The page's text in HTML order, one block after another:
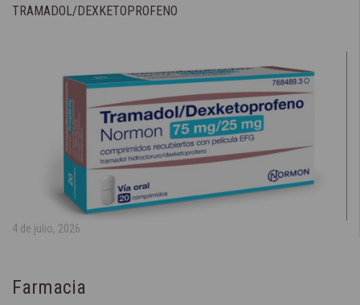
TRAMADOL/DEXKETOPROFENO
4 de julio, 2026
Farmacia